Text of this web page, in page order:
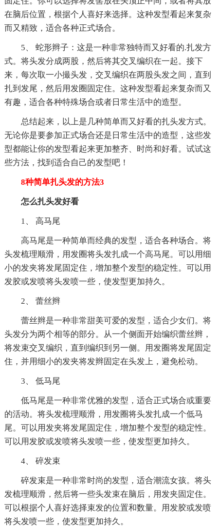
在脑后位置，根据个人喜好来选择。这种发型看起来复杂
而又精致，适合各种正式场合。
5、 蛇形辫子：这是一种非常独特而又好看的.扎发方
式。将头发分成两股，然后将其交叉编织在一起。接下
来，每次取一小撮头发，交叉编织在两股头发之间，直到
扎到发尾，然后用发圈固定住。这种发型看起来复杂而又
有趣，适合各种特殊场合或者日常生活中的造型。
总结起来，以上是几种简单而又好看的扎头发方式。
无论你是要参加正式场合还是日常生活中的造型，这些发
型都能让你的发型看起来更加整齐、时尚和好看。试试这
些方法，找到适合自己的发型吧！
8种简单扎头发的方法3
怎么扎头发好看
1、 高马尾
高马尾是一种简单而经典的发型，适合各种场合。将
头发梳理顺滑，用发圈将头发扎成一个高马尾。可以用细
小的发夹将发尾固定住，增加整个发型的稳定性。可以用
发胶或发喷将头发喷一些，使发型更加持久。
2、 蕾丝辫
蕾丝辫是一种非常甜美可爱的发型，适合少女们。将
头发分为两个相等的部分。从一个侧面开始编织蕾丝辫，
将发束交叉编织，直到编织到另一侧。用发圈将发尾固定
住，并用细小的发夹将发辫固定在头发上，避免松动。
3、 低马尾
低马尾是一种非常优雅的发型，适合正式场合或重要
的活动。将头发梳理顺滑，用发圈将头发扎成一个低马
尾。可以用发夹将发尾固定住，增加整个发型的稳定性。
可以用发胶或发喷将头发喷一些，使发型更加持久。
4、 碎发束
碎发束是一种非常时尚的发型，适合潮流女孩。将头
发梳理顺滑，然后将一些头发束在脑后，用发夹固定住。
可以根据个人喜好选择束发的位置和数量。用发胶或发喷
将头发喷一些，使发型更加持久。